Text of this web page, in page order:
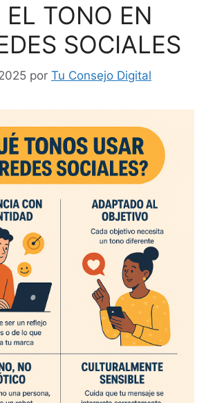
EL TONO EN
SOCIALES
por Tu Consejo Digital